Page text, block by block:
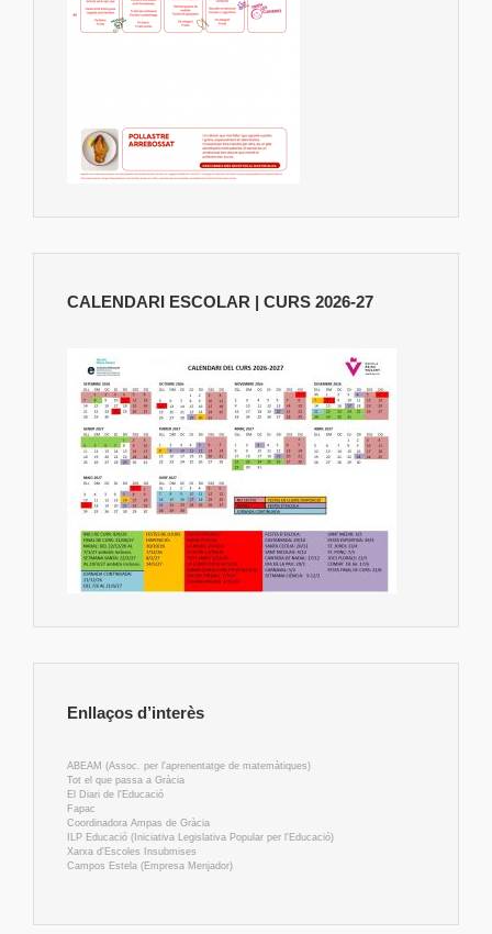
CALENDARI ESCOLAR | CURS 2026-27
Enllaços d’interès
ABEAM (Assoc. per l'aprenentatge de matemàtiques)
Tot el que passa a Gràcia
El Diari de l'Educació
Fapac
Coordinadora Ampas de Gràcia
ILP Educació (Iniciativa Legislativa Popular per l'Educació)
Xarxa d'Escoles Insubmises
Campos Estela (Empresa Menjador)